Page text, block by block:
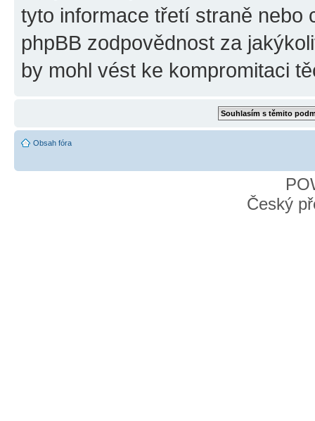
tyto informace třetí straně nebo
phpBB zodpovědnost za
by mohl vést ke kompromitaci
Obsah fóra
Český